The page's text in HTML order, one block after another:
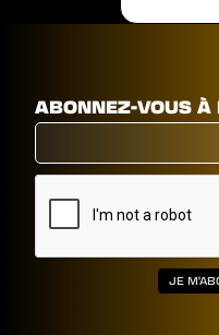
ABONNEZ-VOUS